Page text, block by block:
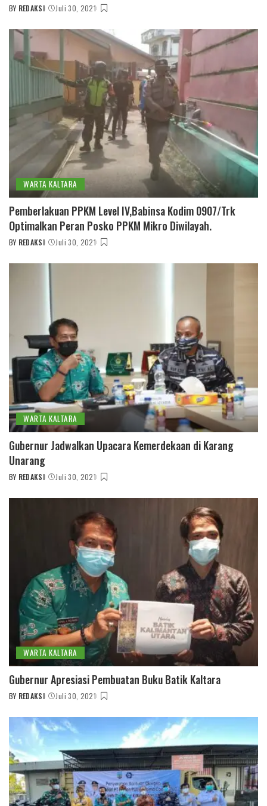
POSTED
BY REDAKSI Juli 30, 2021
WARTA KALTARA
Pemberlakuan PPKM Level IV,Babinsa Kodim 0907/Trk
Optimalkan Peran Posko PPKM Mikro Diwilayah.
POSTED
BY REDAKSI Juli 30, 2021
WARTA KALTARA
Gubernur Jadwalkan Upacara Kemerdekaan di Karang
Unarang
POSTED
BY REDAKSI Juli 30, 2021
WARTA KALTARA
Gubernur Apresiasi Pembuatan Buku Batik Kaltara
POSTED
BY REDAKSI Juli 30, 2021